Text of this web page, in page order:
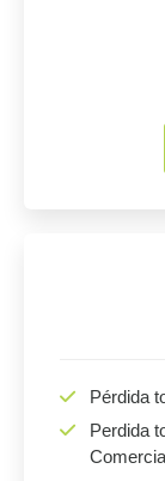
Pérdida
Perdida